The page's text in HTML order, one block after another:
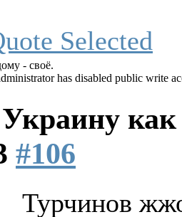
- своё.
has disabled public write
как
#106
Турчинов